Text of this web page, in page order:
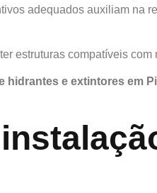
adequados auxiliam na
estruturas compatíveis
hidrantes e extintores em